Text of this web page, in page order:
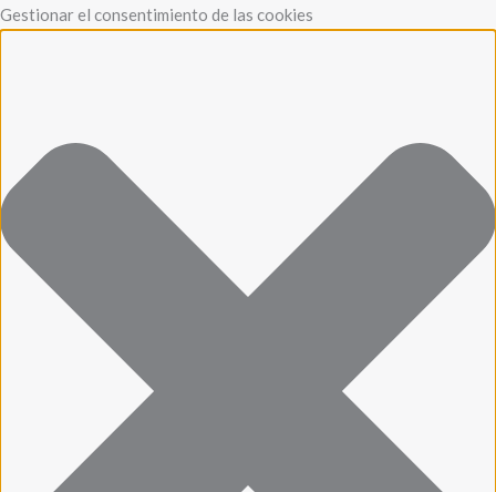
Gestionar el consentimiento de las cookies
Funcional
Preferencias
Estadísticas
Marketing
Ir